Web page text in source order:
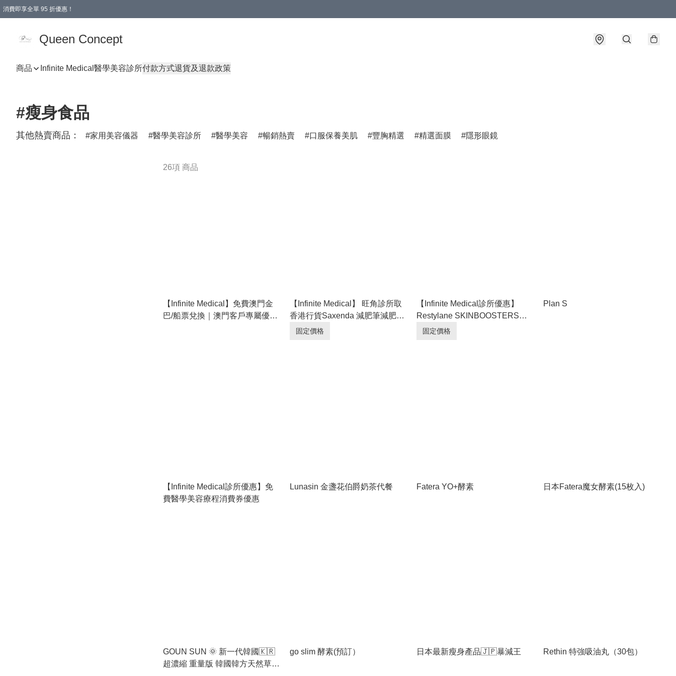
消費即享全單 95 折優惠！
Queen Concept
商品 Infinite Medical醫學美容診所付款方式退貨及退款政策
#瘦身食品
其他熱賣商品： 家用美容儀器 醫學美容診所 醫學美容 暢銷熱賣 口服保養美肌 豐胸精選 精選面膜 隱形眼鏡
26項 商品
【Infinite Medical】免費澳門金
巴/船票兌換｜澳門客戶專屬優惠
【Infinite Medical】 旺角診所取
香港行貨Saxenda 減肥筆減肥針
｜買9送1🥰｜多位kol指定醫生｜
固定價格
【Infinite Medical診所優惠】
Restylane SKINBOOSTERS
Vital Light®高效保濕針｜多位kol
固定價格
Plan S
【Infinite Medical診所優惠】免
費醫學美容療程消費券優惠
Lunasin 金盞花伯爵奶茶代餐 Fatera YO+酵素 日本Fatera魔女酵素(15枚入)
GOUN SUN 🌞 新一代韓國🇰🇷
超濃縮 重量版 韓國韓方天然草本
go slim 酵素(預訂） 日本最新瘦身產品🇯🇵暴減王 Rethin 特強吸油丸（30包）